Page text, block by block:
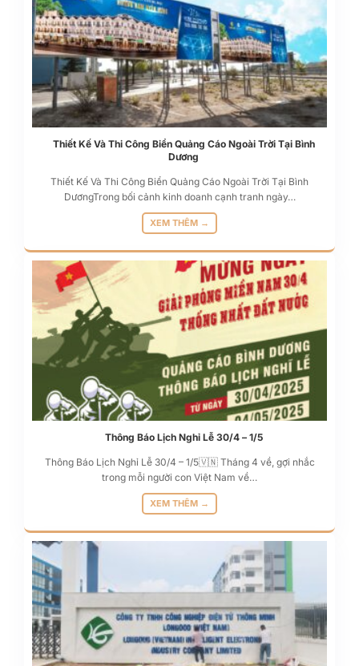
Thiết Kế Và Thi Công Biển Quảng Cáo Ngoài Trời Tại Bình
Dương
Thiết Kế Và Thi Công Biển Quảng Cáo Ngoài Trời Tại Bình
DươngTrong bối cảnh kinh doanh cạnh tranh ngày…
XEM THÊM →
Thông Báo Lịch Nghỉ Lễ 30/4 – 1/5
Thông Báo Lịch Nghỉ Lễ 30/4 – 1/5🇻🇳 Tháng 4 về, gợi nhắc
trong mỗi người con Việt Nam về…
XEM THÊM →